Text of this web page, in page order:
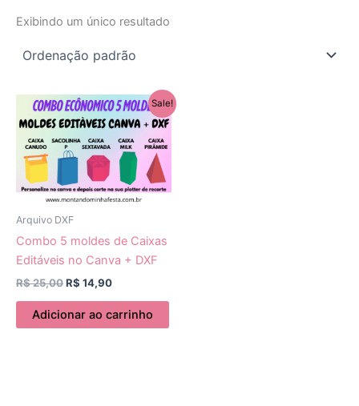
Exibindo um único resultado
Sale!
Arquivo DXF
Combo 5 moldes de Caixas
Editáveis no Canva + DXF
R$25,00
O
preço
original
era:
R$ 25,00.
R$ 14,90
O
preço
atual
é:
R$ 14,90.
Adicionar ao carrinho